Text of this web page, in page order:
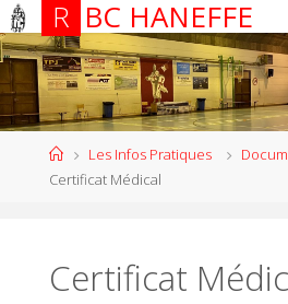
R BC HANEFFE
Les Infos Pratiques
Certificat Médical
Certificat